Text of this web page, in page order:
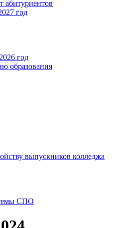
абитуриентов
год
год
образования
выпускников колледжа
СПО